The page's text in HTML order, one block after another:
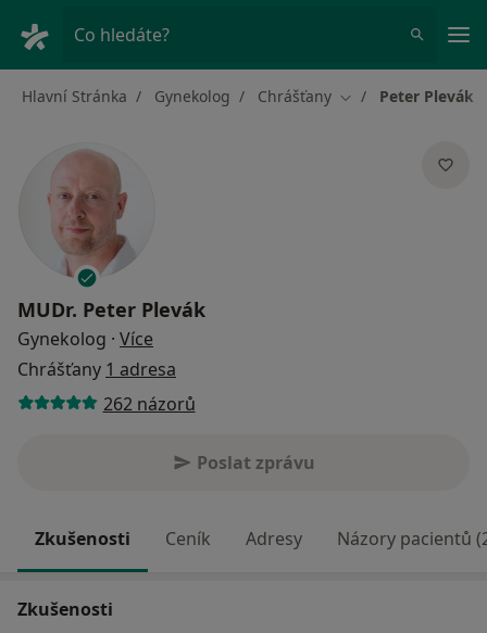
Co hledáte?
Hlavní Stránka Gynekolog Chrášťany Změna města
Peter Plevák
MUDr. Peter Plevák
Gynekolog · Více
Chrášťany 1 adresa
262 názorů
Poslat zprávu
Zkušenosti Ceník Adresy Názory pacientů
Zkušenosti